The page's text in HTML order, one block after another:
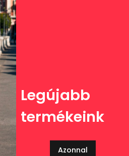
Legújabb
termékeink
Azonnal